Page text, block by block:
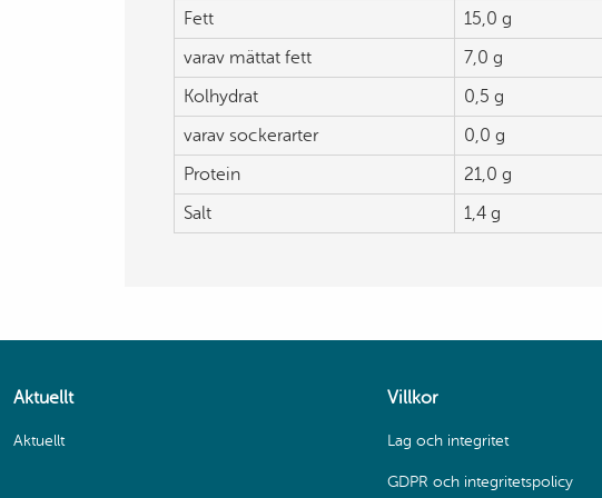
Fett
15,0 g
varav mättat fett
7,0 g
Kolhydrat
0,5 g
varav sockerarter
0,0 g
Protein
21,0 g
Salt
1,4 g
Aktuellt
Aktuellt
Villkor
Lag och integritet
GDPR och integritetspolicy